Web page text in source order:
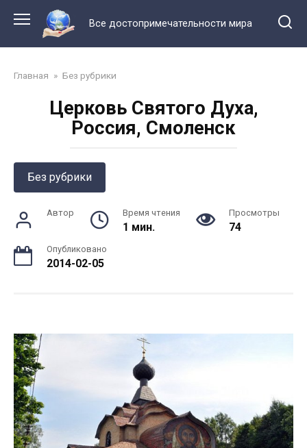
контенту
Все достопримечательности мира
Главная » Без рубрики
Церковь Святого Духа,
Россия, Смоленск
Без рубрики
Автор Время чтения
1 мин.
Просмотры
74
Опубликовано
2014-02-05